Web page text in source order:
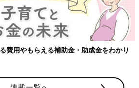
費用やもらえる補助金・助成金をわかり